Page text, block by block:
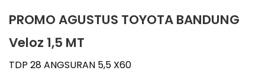
PROMO AGUSTUS TOYOTA BANDUNG
Veloz 1,5 MT
TDP 28 ANGSURAN 5,5 X60